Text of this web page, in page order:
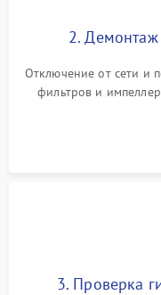
2. Демонтаж
Отключение от сети и
фильтров и
3. Проверка